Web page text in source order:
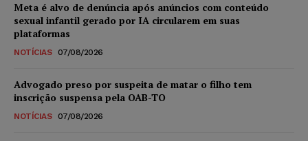
Meta é alvo de denúncia após anúncios com conteúdo
sexual infantil gerado por IA circularem em suas
plataformas
NOTÍCIAS 07/08/2026
Advogado preso por suspeita de matar o filho tem
inscrição suspensa pela OAB-TO
NOTÍCIAS 07/08/2026